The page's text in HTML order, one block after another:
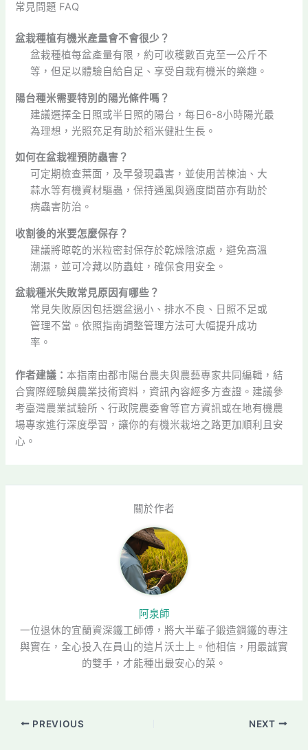
常見問題 FAQ
盆栽種植有機米產量會不會很少？
盆栽種植每盆產量有限，約可收穫數百克至一公斤不
等，但足以體驗自給自足、享受自栽有機米的樂趣。
陽台種米需要特別的陽光條件嗎？
建議選擇全日照或半日照的陽台，每日6-8小時陽光最
為理想，光照充足有助於稻米健壯生長。
如何在盆栽裡預防蟲害？
可定期檢查葉面，及早發現蟲害，並使用苦楝油、大
蒜水等有機資材驅蟲，保持通風與適度間苗亦有助於
病蟲害防治。
收割後的米要怎麼保存？
建議將晾乾的米粒密封保存於乾燥陰涼處，避免高溫
潮濕，並可冷藏以防蟲蛀，確保食用安全。
盆栽種米失敗常見原因有哪些？
常見失敗原因包括選盆過小、排水不良、日照不足或
管理不當。依照指南調整管理方法可大幅提升成功
率。
作者建議：本指南由都市陽台農夫與農藝專家共同編輯，結
合實際經驗與農業技術資料，資訊內容經多方查證。建議參
考臺灣農業試驗所、行政院農委會等官方資訊或在地有機農
場專家進行深度學習，讓你的有機米栽培之路更加順利且安
心。
關於作者
阿泉師
一位退休的宜蘭資深鐵工師傅，將大半輩子鍛造鋼鐵的專注
與實在，全心投入在員山的這片沃土上。他相信，用最誠實
的雙手，才能種出最安心的菜。
PREVIOUS NEXT